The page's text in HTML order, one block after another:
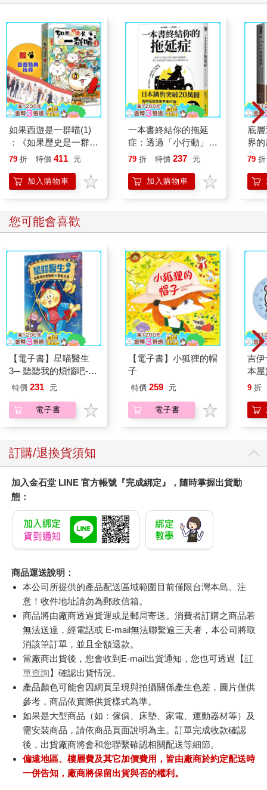
如果西遊是一群喵(1)
：《如果歷史是一群
喵》作者最新力作，附
79 折 特價 411 元
加入購物車
一本書終結你的拖延
症：透過「小行動」打
開大腦的行動開關，懶
的37個科學方法
79 折 特價 237 元
加入購物車
底
界
79 折
您可能會喜歡
【電子書】星喵醫生
3─ 聽聽我的煩惱吧-實
現自我
特價 231 元
電子書
【電子書】小狐狸的帽
子
特價 259 元
電子書
吉
本屋
9 折
訂購/退換貨須知
加入金石堂 LINE 官方帳號『完成綁定』，隨時掌握出貨動
態：
商品運送說明：
本公司所提供的產品配送區域範圍目前僅限台灣本島。注
意！收件地址請勿為郵政信箱。
商品將由廠商透過貨運或是郵局寄送。消費者訂購之商品若
無法送達，經電話或 E-mail無法聯繫逾三天者，本公司將取
消該筆訂單，並且全額退款。
當廠商出貨後，您會收到E-mail出貨通知，您也可透過【訂
單查詢】確認出貨情況。
產品顏色可能會因網頁呈現與拍攝關係產生色差，圖片僅供
參考，商品依實際供貨樣式為準。
如果是大型商品（如：傢俱、床墊、家電、運動器材等）及
需安裝商品，請依商品頁面說明為主。訂單完成收款確認
後，出貨廠商將會和您聯繫確認相關配送等細節。
偏遠地區、樓層費及其它加價費用，皆由廠商於約定配送時
一併告知，廠商將保留出貨與否的權利。